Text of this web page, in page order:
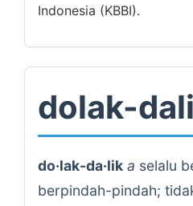
Indonesia (KBBI).
dolak-
do·lak-da·lik a selalu
berpindah-pindah;